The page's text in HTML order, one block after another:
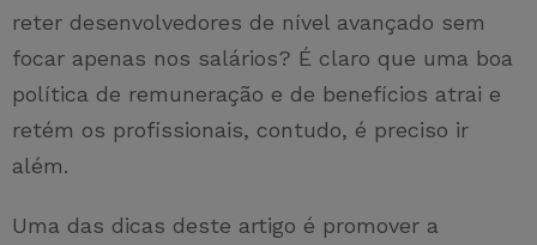
reter desenvolvedores de nível avançado sem
focar apenas nos salários? É claro que uma boa
política de remuneração e de benefícios atrai e
retém os profissionais, contudo, é preciso ir
além.
Uma das dicas deste artigo é promover a